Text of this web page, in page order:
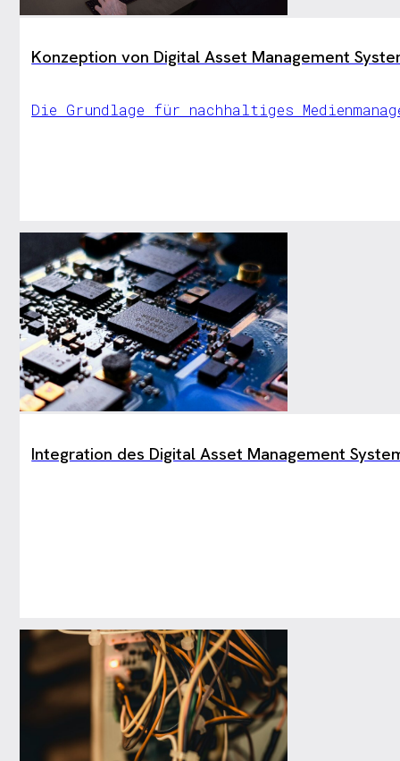
Konzeption von Digital Asset Management
Die Grundlage für nachhaltiges
Integration des Digital Asset Management